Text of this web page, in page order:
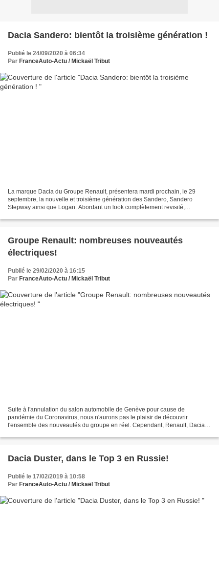
Dacia Sandero: bientôt la troisième génération !
Publié le 24/09/2020 à 06:34
Par FranceAuto-Actu / Mickaël Tribut
La marque Dacia du Groupe Renault, présentera mardi prochain, le 29
septembre, la nouvelle et troisième génération des Sandero, Sandero
Stepway ainsi que Logan. Abordant un look complètement revisité,
Groupe Renault: nombreuses nouveautés
électriques!
Publié le 29/02/2020 à 16:15
Par FranceAuto-Actu / Mickaël Tribut
Suite à l'annulation du salon automobile de Genève pour cause de
pandémie du Coronavirus, nous n'aurons pas le plaisir de découvrir
l'ensemble des nouveautés du groupe en réel. Cependant, Renault, Dacia et
Dacia Duster, dans le Top 3 en Russie!
Publié le 17/02/2019 à 10:58
Par FranceAuto-Actu / Mickaël Tribut